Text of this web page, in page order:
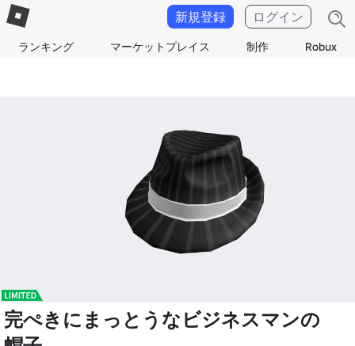
ランキング マーケットプレイス 制作 Robux
新規登録 ログイン
完ぺきにまっとうなビジネスマンの